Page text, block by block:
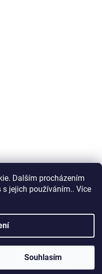
Dalším procházením
jejich používáním.. Více
Souhlasím
práva vyhrazena.